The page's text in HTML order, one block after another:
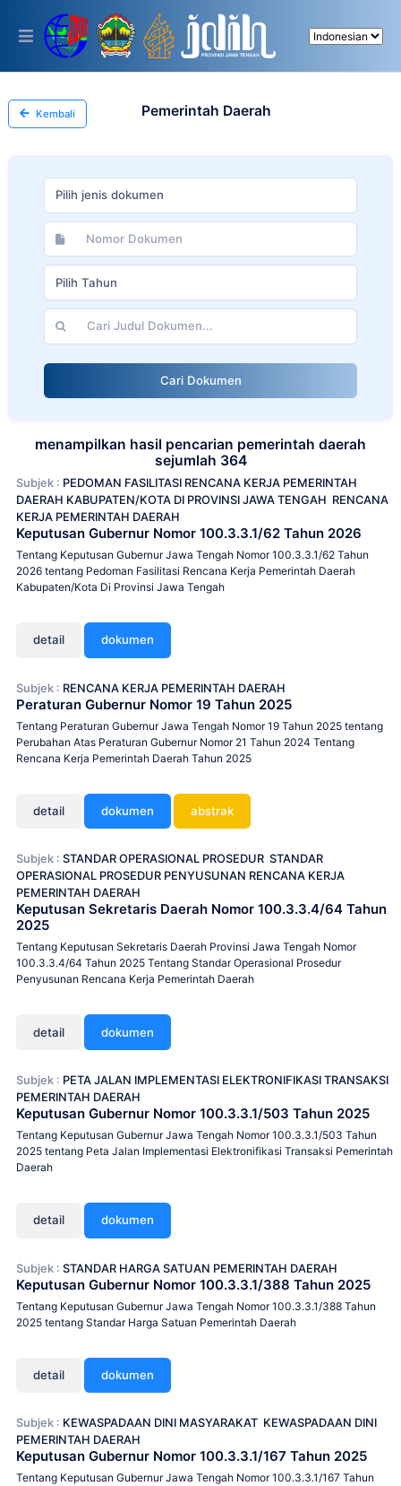
This
includes
accessibility
system.
Kembali Pemerintah Daerah
Pilih jenis dokumen
Pilih Tahun
Cari Dokumen
menampilkan hasil pencarian pemerintah daerah
sejumlah 364
Subjek : PEDOMAN FASILITASI RENCANA KERJA PEMERINTAH
DAERAH KABUPATEN/KOTA DI PROVINSI JAWA TENGAH RENCANA
KERJA PEMERINTAH DAERAH
Keputusan Gubernur Nomor 100.3.3.1/62 Tahun 2026
Tentang Keputusan Gubernur Jawa Tengah Nomor 100.3.3.1/62 Tahun
2026 tentang Pedoman Fasilitasi Rencana Kerja Pemerintah Daerah
Kabupaten/Kota Di Provinsi Jawa Tengah
detail dokumen
Subjek : RENCANA KERJA PEMERINTAH DAERAH
Peraturan Gubernur Nomor 19 Tahun 2025
Tentang Peraturan Gubernur Jawa Tengah Nomor 19 Tahun 2025 tentang
Perubahan Atas Peraturan Gubernur Nomor 21 Tahun 2024 Tentang
Rencana Kerja Pemerintah Daerah Tahun 2025
detail dokumen abstrak
Subjek : STANDAR OPERASIONAL PROSEDUR STANDAR
OPERASIONAL PROSEDUR PENYUSUNAN RENCANA KERJA
PEMERINTAH DAERAH
Keputusan Sekretaris Daerah Nomor 100.3.3.4/64 Tahun
2025
Tentang Keputusan Sekretaris Daerah Provinsi Jawa Tengah Nomor
100.3.3.4/64 Tahun 2025 Tentang Standar Operasional Prosedur
Penyusunan Rencana Kerja Pemerintah Daerah
detail dokumen
Subjek : PETA JALAN IMPLEMENTASI ELEKTRONIFIKASI TRANSAKSI
PEMERINTAH DAERAH
Keputusan Gubernur Nomor 100.3.3.1/503 Tahun 2025
Tentang Keputusan Gubernur Jawa Tengah Nomor 100.3.3.1/503 Tahun
2025 tentang Peta Jalan Implementasi Elektronifikasi Transaksi Pemerintah
Daerah
detail dokumen
Subjek : STANDAR HARGA SATUAN PEMERINTAH DAERAH
Keputusan Gubernur Nomor 100.3.3.1/388 Tahun 2025
Tentang Keputusan Gubernur Jawa Tengah Nomor 100.3.3.1/388 Tahun
2025 tentang Standar Harga Satuan Pemerintah Daerah
detail dokumen
Subjek : KEWASPADAAN DINI MASYARAKAT KEWASPADAAN DINI
PEMERINTAH DAERAH
Keputusan Gubernur Nomor 100.3.3.1/167 Tahun 2025
Tentang Keputusan Gubernur Jawa Tengah Nomor 100.3.3.1/167 Tahun